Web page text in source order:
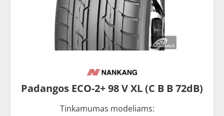
Padangos ECO-2+ 98 V XL (C B B 72dB)
Tinkamumas modeliams: